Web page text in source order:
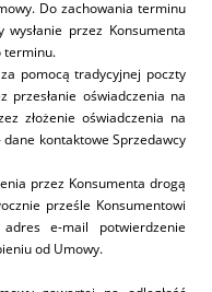
Do zachowania terminu
przez Konsumenta
terminu.
pomocą tradycyjnej poczty
przesłanie oświadczenia na
złożenie oświadczenia na
kontaktowe Sprzedawcy
przez Konsumenta drogą
prześle Konsumentowi
e-mail potwierdzenie
od Umowy.